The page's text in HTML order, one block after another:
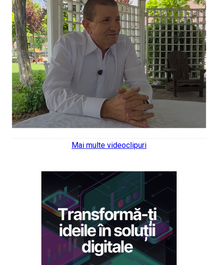
Mai multe videoclipuri